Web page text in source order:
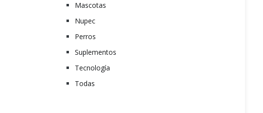
Mascotas
Nupec
Perros
Suplementos
Tecnología
Todas